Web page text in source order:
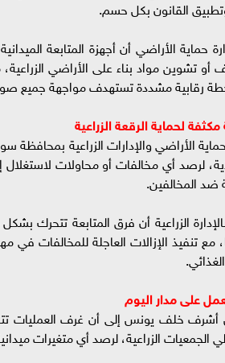
وتطبيق القانون بكل حسم.
حماية الأراضي أن أجهزة المتابعة
أو تشوين مواد بناء على الأراضي
رقابية مشددة تستهدف مواجهة جميع صور
لحماية الرقعة الزراعية
الأراضي والإدارات الزراعية بمحافظة
لرصد أي مخالفات أو محاولات لاستغلال
ضد المخالفين.
الزراعية أن فرق المتابعة تتحرك
تنفيذ الإزالات العاجلة للمخالفات في
على مدار اليوم
أشرف خلف يونس إلى أن غرف العمليات
الجمعيات الزراعية، لرصد أي متغيرات